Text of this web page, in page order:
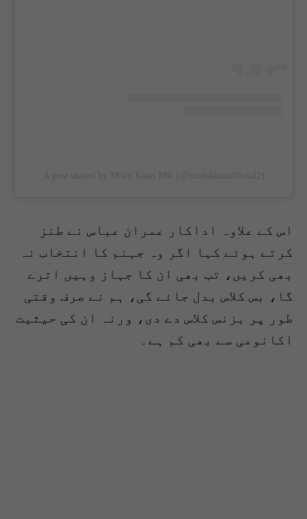
اس کے علاوہ اداکار عمران عباس نے طنز
کرتے ہوئے کہا اگر وہ جہنم کا انتخاب نہ
بھی کریں، تب بھی ان کا جہاز وہیں اترے
گا، بس کلاس بدل جائے گی، ہم نے صرف وقتی
طور پر بزنس کلاس دے دی، ورنہ ان کی حیثیت
اکانومی سے بھی کم ہے۔